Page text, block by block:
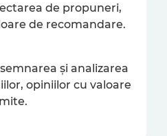
de propuneri,
de recomandare.
şi analizarea
opiniilor cu valoare